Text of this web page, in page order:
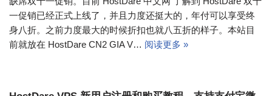
一促销已经正式上线了，并且力度还挺大的，年付可以享受终
身八折。之前力度最大的时候折扣也就八五折的样子。本站目
前就放在 HostDare CN2 GIA V… 阅读更多 »